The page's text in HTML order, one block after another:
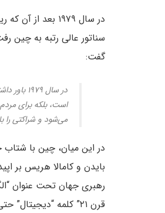
در سال ۱۹۷۹
گفت:
در سال
است، بلکه برای
می‌شود و شراکتی را
در این میان، چین با شتاب
بایدن و کامالا هریس بر
رهبری جهان تحت عنوان
قرن ۲۱” کلمه “دیجیتال” حتی یک بار هم ذکر نشده است.